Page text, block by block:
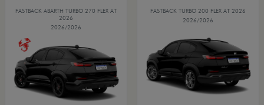
FASTBACK ABARTH TURBO 270 FLEX AT
2026
2026/2026
FASTBACK TURBO 200 FLEX AT 2026
2026/2026